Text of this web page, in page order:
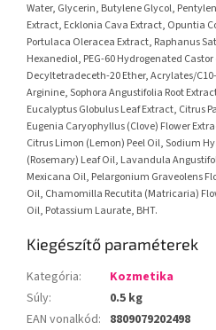
Water, Glycerin, Butylene Glycol,
Extract, Ecklonia Cava Extract, Opuntia
Portulaca Oleracea Extract, Raphanus
Hexanediol, PEG-60 Hydrogenated
Decyltetradeceth-20 Ether, Acrylates/
Arginine, Sophora Angustifolia Root
Eucalyptus Globulus Leaf Extract, Citrus
Eugenia Caryophyllus (Clove) Flower
Citrus Limon (Lemon) Peel Oil, Sodium
(Rosemary) Leaf Oil, Lavandula
Mexicana Oil, Pelargonium Graveolens
Oil, Chamomilla Recutita (Matricaria)
Oil, Potassium Laurate, BHT.
Kiegészítő paraméterek
Kategória:
Kozmetika
Súly:
0.5 kg
EAN vonalkód: 8809079202498